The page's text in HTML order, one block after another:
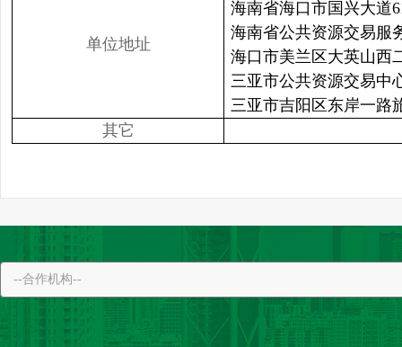
单位地址
海南省海口市国兴大道
海南省公共资源交易服
海口市美兰区大英山西
三亚市公共资源交易中
三亚市吉阳区东岸一路
其它